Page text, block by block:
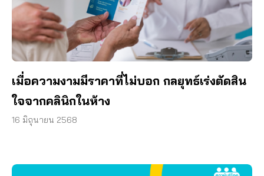
เมื่อความงามมีราคาที่ไม่บอก กลยุทธ์เร่งตัดสิน
ใจจากคลินิกในห้าง
16 มิถุนายน 2568